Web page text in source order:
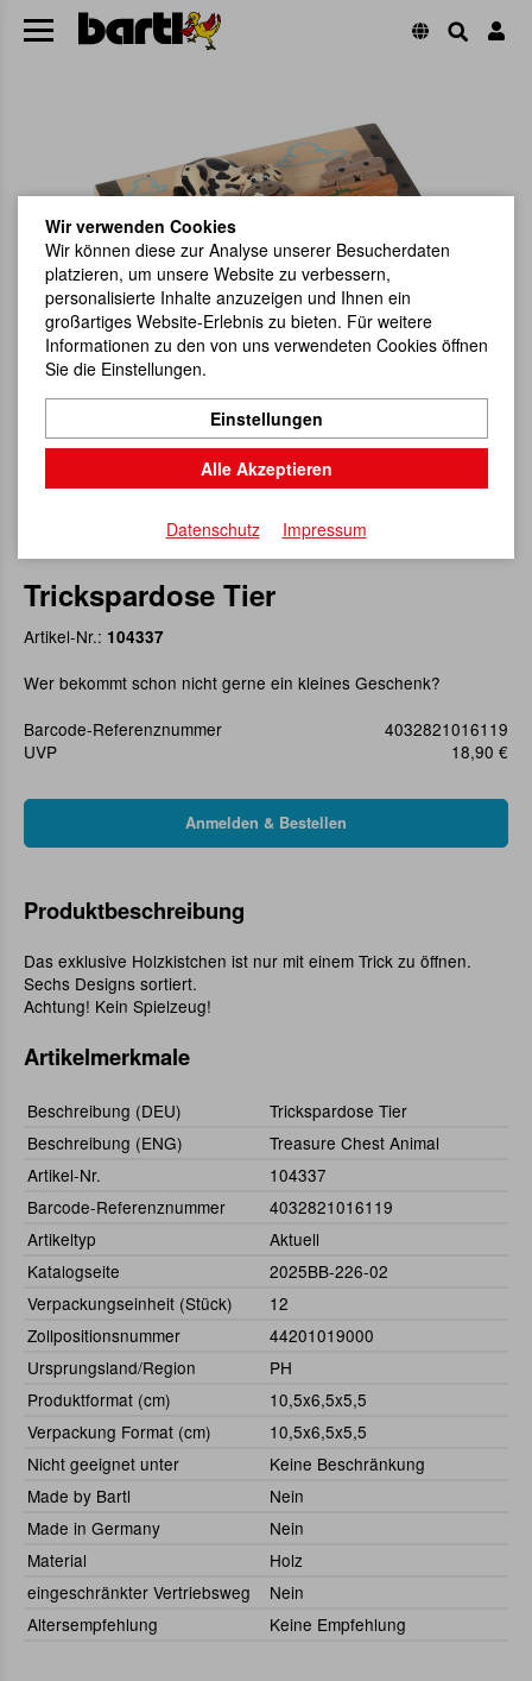
Trickspardose Tier
Artikel-Nr.: 104337
Wer bekommt schon nicht gerne ein kleines Geschenk?
Barcode-Referenznummer
4032821016119
UVP
18,90 €
Produktbeschreibung
Das exklusive Holzkistchen ist nur mit einem Trick zu öffnen.
Sechs Designs sortiert.
Achtung! Kein Spielzeug!
Artikelmerkmale
Beschreibung (DEU)
Trickspardose Tier
Beschreibung (ENG)
Treasure Chest Animal
Artikel-Nr.
104337
Barcode-Referenznummer
4032821016119
Artikeltyp
Aktuell
Katalogseite
2025BB-226-02
Verpackungseinheit (Stück)
12
Zollpositionsnummer
44201019000
Ursprungsland/Region
PH
Produktformat (cm)
10,5x6,5x5,5
Verpackung Format (cm)
10,5x6,5x5,5
Nicht geeignet unter
Keine Beschränkung
Made by Bartl
Nein
Made in Germany
Nein
Material
Holz
eingeschränkter Vertriebsweg
Nein
Altersempfehlung
Keine Empfehlung
Wir verwenden Cookies
Wir können diese zur Analyse unserer Besucherdaten
platzieren, um unsere Website zu verbessern,
personalisierte Inhalte anzuzeigen und Ihnen ein
großartiges Website-Erlebnis zu bieten. Für weitere
Informationen zu den von uns verwendeten Cookies öffnen
Sie die Einstellungen.
Einstellungen
Alle Akzeptieren
Datenschutz Impressum